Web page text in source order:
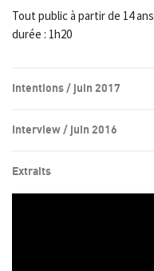
Tout public à partir de 14 ans
durée : 1h20
Intentions / juin 2017
Interview / juin 2016
Extraits